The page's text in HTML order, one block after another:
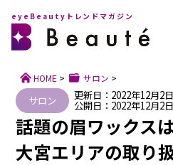
eyeBeautyトレンドマガジン
HOME > サロン >
サロン 更新日：2022年12月2日
公開日：2022年12月2日
話題の眉ワックス
大宮エリアの取り